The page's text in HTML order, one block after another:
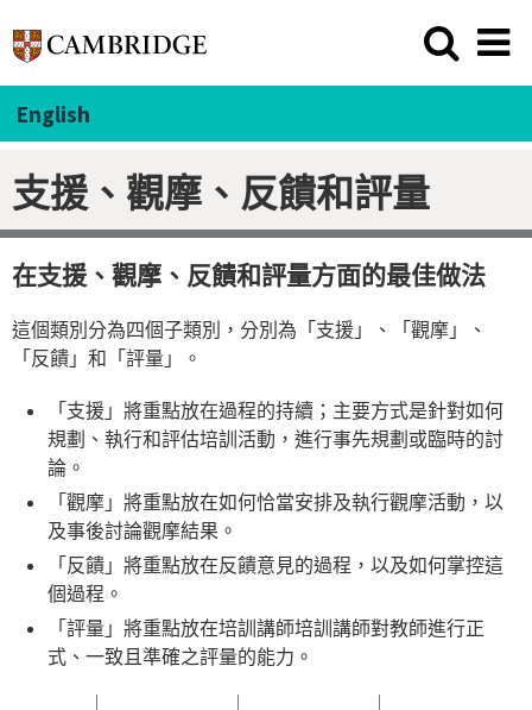
English
支援、觀摩、反饋和評量
在支援、觀摩、反饋和評量方面的最佳做法
這個類別分為四個子類別，分別為「支援」、「觀摩」、
「反饋」和「評量」。
「支援」將重點放在過程的持續；主要方式是針對如何
規劃、執行和評估培訓活動，進行事先規劃或臨時的討
論。
「觀摩」將重點放在如何恰當安排及執行觀摩活動，以
及事後討論觀摩結果。
「反饋」將重點放在反饋意見的過程，以及如何掌控這
個過程。
「評量」將重點放在培訓講師培訓講師對教師進行正
式、一致且準確之評量的能力。